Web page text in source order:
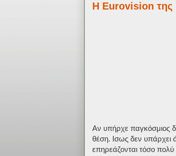
Η Eurovision της
Αν υπήρχε παγκόσμιος
θέση. Ισως δεν υπάρχει
επηρεάζονται τόσο πολύ